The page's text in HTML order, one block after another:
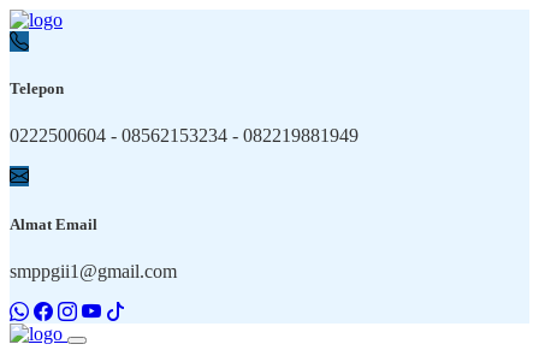
Telepon
0222500604 - 08562153234 - 082219881949
Almat Email
smppgii1@gmail.com